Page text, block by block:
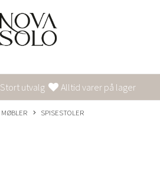
Stort utvalg Alltid varer på lager
MØBLER SPISESTOLER